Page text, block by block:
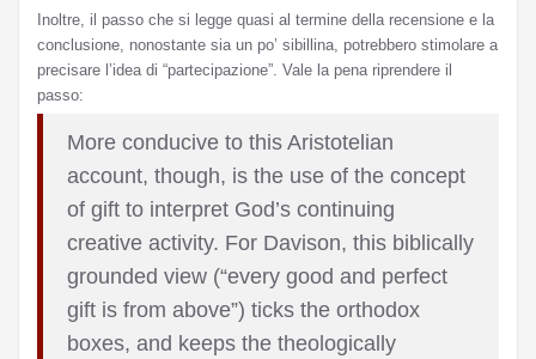
Inoltre, il passo che si legge quasi al termine della recensione e la
conclusione, nonostante sia un po’ sibillina, potrebbero stimolare a
precisare l’idea di “partecipazione”. Vale la pena riprendere il
passo:
More conducive to this Aristotelian
account, though, is the use of the concept
of gift to interpret God’s continuing
creative activity. For Davison, this biblically
grounded view (“every good and perfect
gift is from above”) ticks the orthodox
boxes, and keeps the theologically